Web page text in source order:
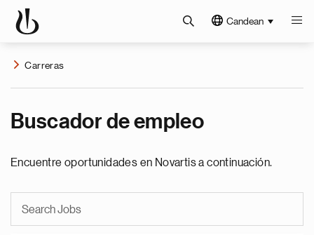
Candean
Carreras
Buscador de empleo
Encuentre oportunidades en Novartis a continuación.